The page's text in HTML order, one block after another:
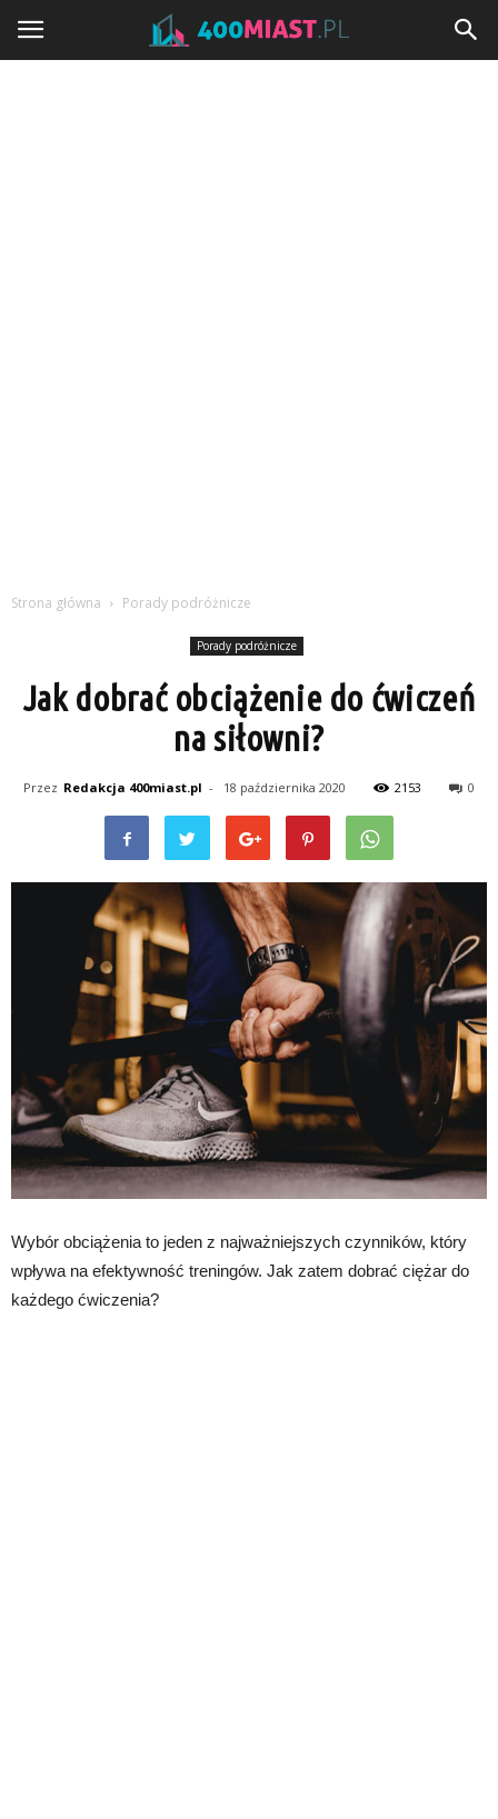
Strona główna Porady podróżnicze
Porady podróżnicze
Jak dobrać obciążenie do ćwiczeń
na siłowni?
Przez Redakcja 400miast.pl - 18 października 2020 2153 0
Wybór obciążenia to jeden z najważniejszych czynników, który
wpływa na efektywność treningów. Jak zatem dobrać ciężar do
każdego ćwiczenia?